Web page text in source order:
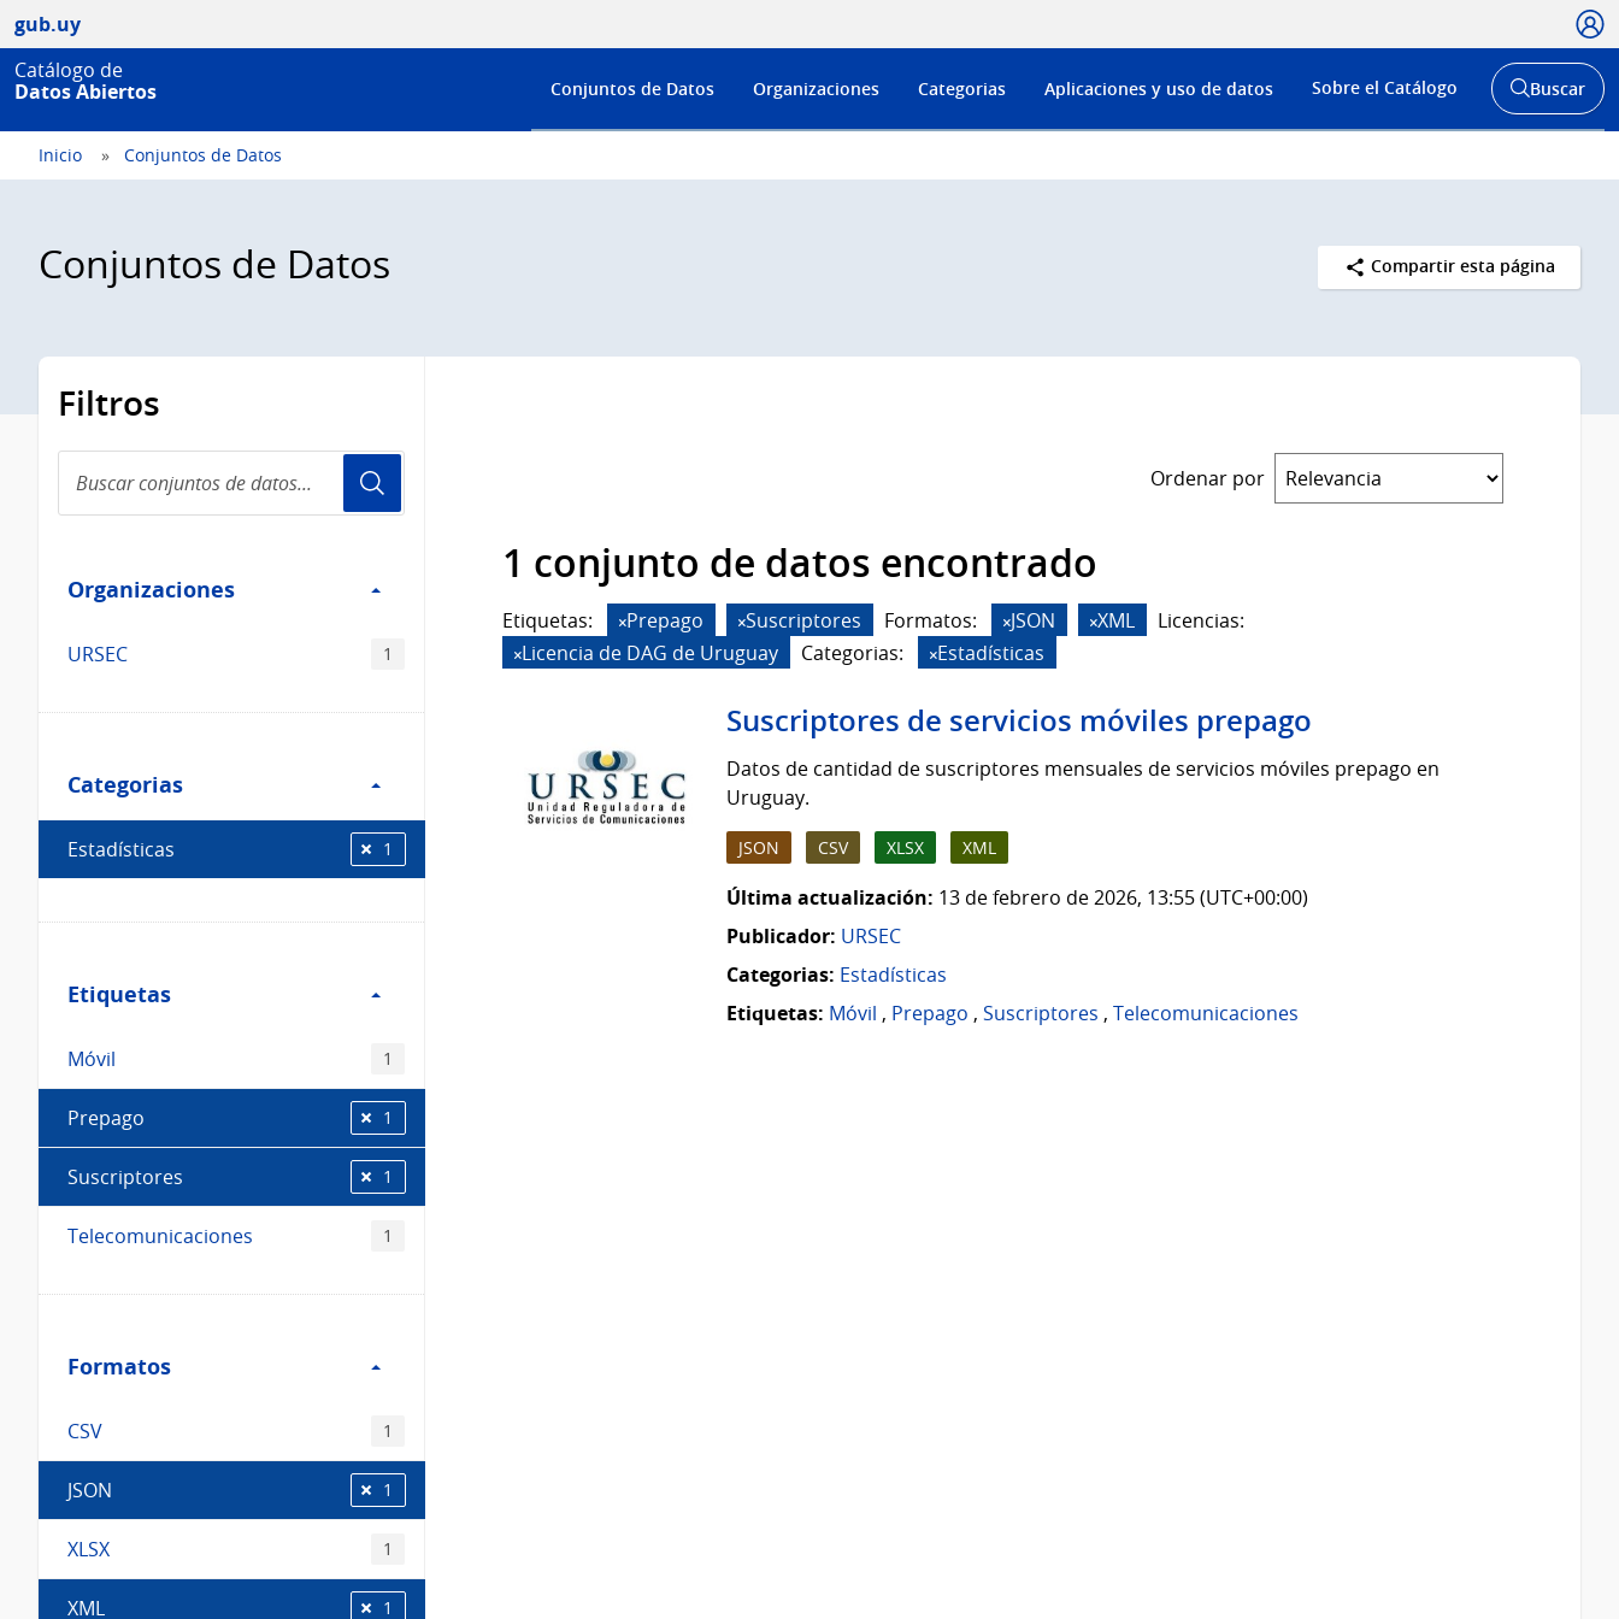
gub.uy
Catálogo de
Datos Abiertos
Menú
de
Conjuntos de Datos Organizaciones Categorias Aplicaciones y uso de datos Sobre el Catálogo
Abrir
buscador
Buscar
Inicio Conjuntos de Datos
Conjuntos de Datos Compartir esta página
Filtros
conjuntos
de
Organizaciones
Organizaciones
URSEC 1
Categorias
Categorias
Estadísticas 1
Etiquetas
Etiquetas
Móvil 1
Prepago 1
Suscriptores 1
Telecomunicaciones 1
Formatos
Formatos
CSV 1
JSON 1
XLSX 1
XML 1
Ordenar por
1 conjunto de datos encontrado
Etiquetas: Prepago Suscriptores Formatos: JSON XML
Licencias:
Licencia de DAG de Uruguay
Categorias: Estadísticas
Suscriptores de servicios móviles prepago
Datos de cantidad de suscriptores mensuales de servicios móviles prepago en
Uruguay.
JSON CSV XLSX XML
Última actualización: 13 de febrero de 2026, 13:55 (UTC+00:00)
Publicador: URSEC
Categorias: Estadísticas
Etiquetas: Móvil , Prepago , Suscriptores , Telecomunicaciones